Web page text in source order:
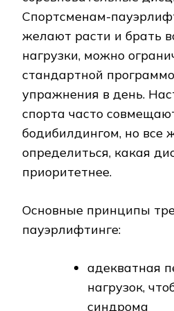
Спортсменам-
желают расти и брать
нагрузки, можно
стандартной
упражнения в день.
спорта часто
бодибилдингом, но все
определиться, какая
приоритетнее.
Основные принципы
пауэрлифтинге:
адекватная
нагрузок,
синдрома